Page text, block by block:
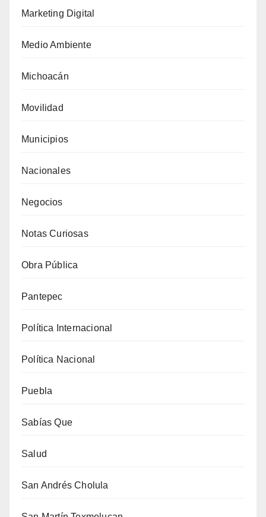
Marketing Digital
Medio Ambiente
Michoacán
Movilidad
Municipios
Nacionales
Negocios
Notas Curiosas
Obra Pública
Pantepec
Política Internacional
Política Nacional
Puebla
Sabías Que
Salud
San Andrés Cholula